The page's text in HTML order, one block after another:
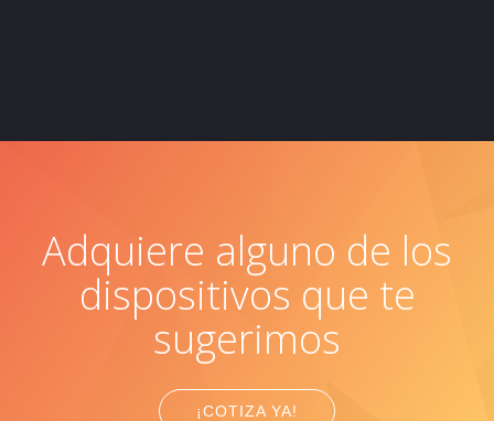
Adquiere alguno de los
dispositivos que te
sugerimos
¡COTIZA YA!